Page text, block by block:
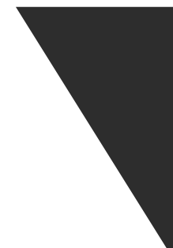
Tous nos articles
À propos